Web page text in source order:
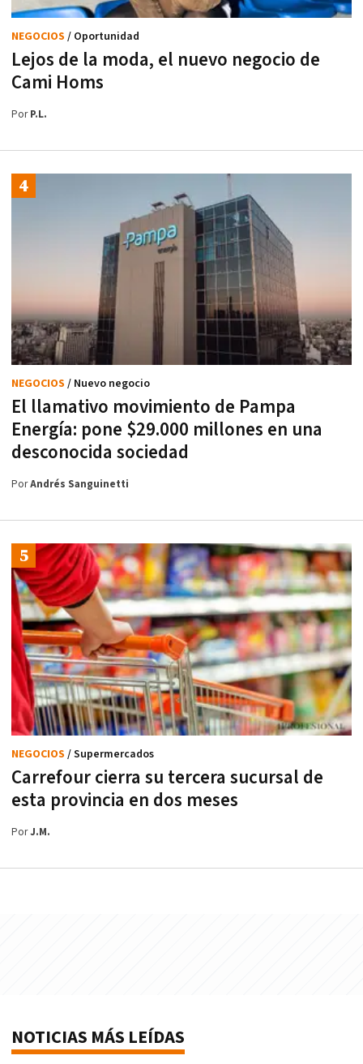
Lejos de la moda, el nuevo negocio de
Cami Homs
NEGOCIOS / Oportunidad
PorP.L.
El llamativo movimiento de Pampa
Energía: pone $29.000 millones en una
desconocida sociedad
NEGOCIOS / Nuevo negocio
PorAndrés Sanguinetti
Carrefour cierra su tercera sucursal de
esta provincia en dos meses
NEGOCIOS / Supermercados
PorJ.M.
NOTICIAS MÁS LEÍDAS